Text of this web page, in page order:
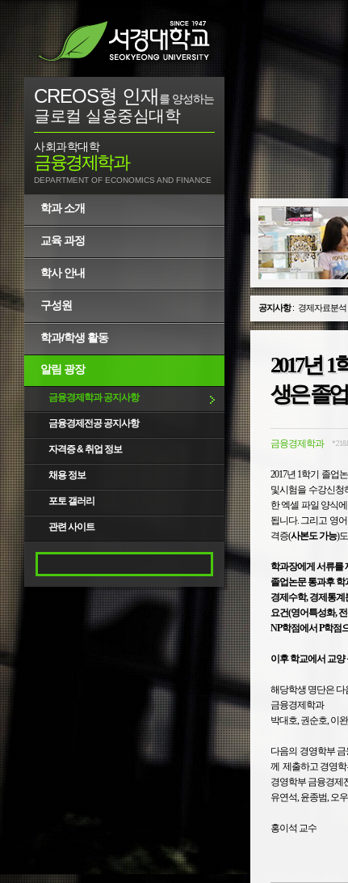
CREOS형 인재 를 양성하는
글로컬 실용중심대학
사회과학대학
금융경제학과
DEPARTMENT OF ECONOMICS AND FINANCE
학과 소개
교육 과정
학사 안내
구성원
학과/학생 활동
알림 광장
금융경제학과 공지사항
금융경제전공 공지사항
자격증 & 취업 정보
채용 정보
포토 갤러리
관련 사이트
공지사항: 경제자료분석
2017년
생은 졸
금융경제학과
2017년 1학기 졸업
및시험을 수강신청
한 엑셀 파일 양식
됩니다. 그리고 영
격증(사본도 가능)
학과장에게 서류를
졸업논문 통과후 학
경제수학, 경제통계
요건(영어특성화,
NP학점에서 P학점
이후 학교에서 교
해당학생 명단은 다
금융경제학과
박대호, 권순호, 이
다음의 경영학부
께 제출하고 경영
경영학부 금융경제
유연석, 윤종범, 오
홍이석 교수